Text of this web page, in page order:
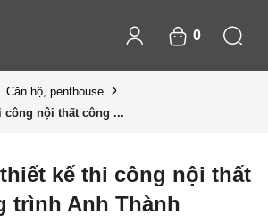
0
Căn hộ, penthouse
công nội thất công ...
kế thi công nội thất
trình Anh Thành